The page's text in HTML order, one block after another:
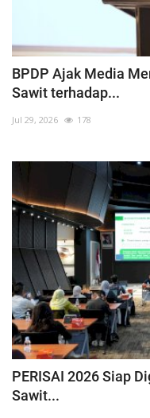
BPDP Ajak Media
Sawit terhadap...
Jul 29, 2026 178
PERISAI 2026 Siap
Sawit...